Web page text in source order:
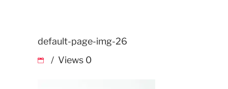
default-page-img-26
Views 0